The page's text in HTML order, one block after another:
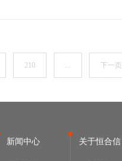
210 ... 下一页
新闻中心 关于恒合信